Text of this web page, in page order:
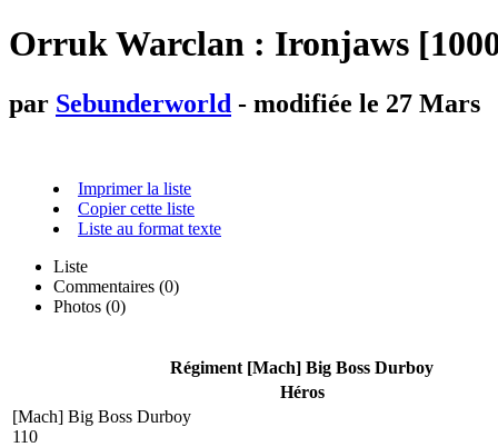
Orruk Warclan : Ironjaws
par Sebunderworld - modifiée le 27 Mars
Imprimer la liste
Copier cette liste
Liste au format texte
Liste
Commentaires (0)
Photos (0)
Régiment [Mach] Big Boss Durboy
Héros
[Mach] Big Boss Durboy
110